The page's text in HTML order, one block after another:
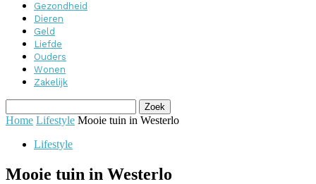
Gezondheid
Dieren
Geld
Liefde
Ouders
Wonen
Zakelijk
Home Lifestyle Mooie tuin in Westerlo
Lifestyle
Mooie tuin in Westerlo